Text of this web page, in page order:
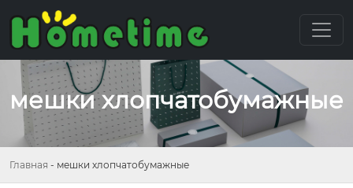
мешки хлопчатобумажные
Главная - мешки хлопчатобумажные